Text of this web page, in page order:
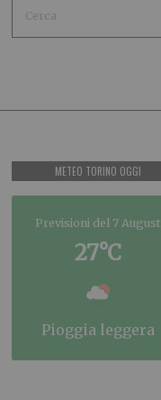
METEO TORINO OGGI
Previsioni del 7 August
27°C
pioggia leggera